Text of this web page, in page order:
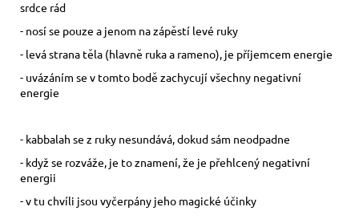
srdce rád
- nosí se pouze a jenom na zápěstí levé ruky
- levá strana těla (hlavně ruka a rameno), je příjemcem energie
- uvázáním se v tomto bodě zachycují všechny negativní
energie
- kabbalah se z ruky nesundává, dokud sám neodpadne
- když se rozváže, je to znamení, že je přehlcený negativní
energii
- v tu chvíli jsou vyčerpány jeho magické účinky